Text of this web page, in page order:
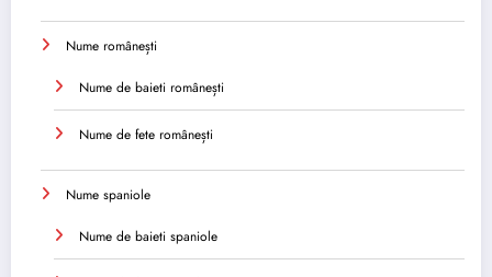
Nume românești
Nume de baieti românești
Nume de fete românești
Nume spaniole
Nume de baieti spaniole